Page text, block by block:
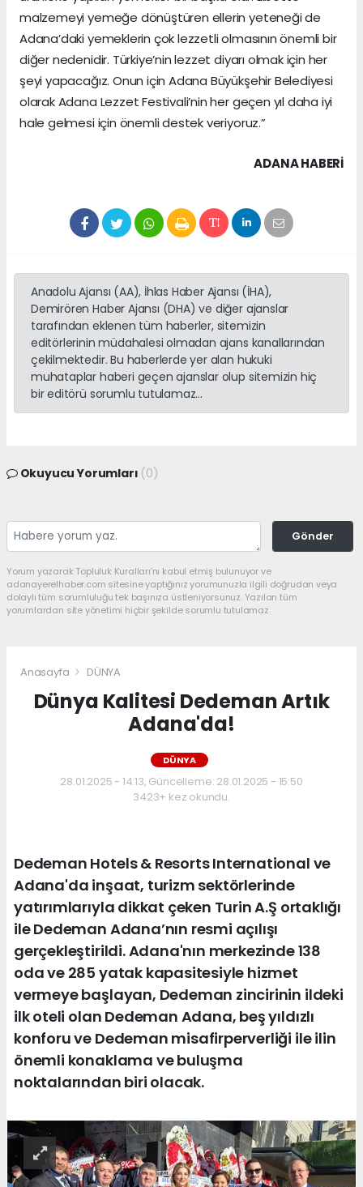
malzemeyi yemeğe dönüştüren ellerin yeteneği de
Adana’daki yemeklerin çok lezzetli olmasının önemli bir
diğer nedenidir. Türkiye’nin lezzet diyarı olmak için her
şeyi yapacağız. Onun için Adana Büyükşehir Belediyesi
olarak Adana Lezzet Festivali’nin her geçen yıl daha iyi
hale gelmesi için önemli destek veriyoruz.”
ADANA HABERİ
Anadolu Ajansı (AA), İhlas Haber Ajansı (İHA),
Demirören Haber Ajansı (DHA) ve diğer ajanslar
tarafından eklenen tüm haberler, sitemizin
editörlerinin müdahalesi olmadan ajans kanallarından
çekilmektedir. Bu haberlerde yer alan hukuki
muhataplar haberi geçen ajanslar olup sitemizin hiç
bir editörü sorumlu tutulamaz...
Okuyucu Yorumları (0)
Gönder
Yorum yazarak Topluluk Kuralları’nı kabul etmiş bulunuyor ve
adanayerelhaber.com sitesine yaptığınız yorumunuzla ilgili doğrudan veya
dolaylı tüm sorumluluğu tek başınıza üstleniyorsunuz. Yazılan tüm
yorumlardan site yönetimi hiçbir şekilde sorumlu tutulamaz.
Anasayfa DÜNYA
Dünya Kalitesi Dedeman Artık
Adana'da!
DÜNYA
28.01.2025 - 14:13, Güncelleme: 28.01.2025 - 15:50
3423+ kez okundu.
Dedeman Hotels & Resorts International ve
Adana'da inşaat, turizm sektörlerinde
yatırımlarıyla dikkat çeken Turin A.Ş ortaklığı
ile Dedeman Adana’nın resmi açılışı
gerçekleştirildi. Adana'nın merkezinde 138
oda ve 285 yatak kapasitesiyle hizmet
vermeye başlayan, Dedeman zincirinin ildeki
ilk oteli olan Dedeman Adana, beş yıldızlı
konforu ve Dedeman misafirperverliği ile ilin
önemli konaklama ve buluşma
noktalarından biri olacak.